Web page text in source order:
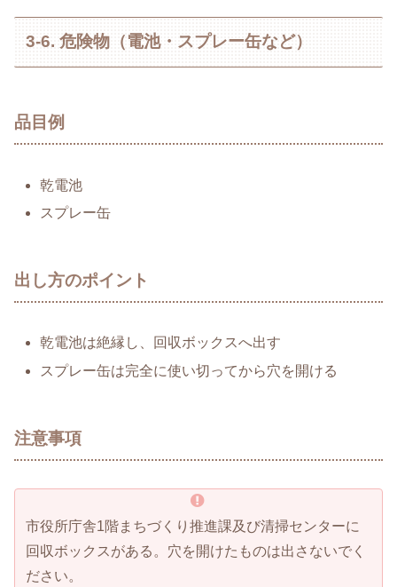
3-6. 危険物（電池・スプレー缶など）
品目例
乾電池
スプレー缶
出し方のポイント
乾電池は絶縁し、回収ボックスへ出す
スプレー缶は完全に使い切ってから穴を開ける
注意事項
市役所庁舎1階まちづくり推進課及び清掃センターに
回収ボックスがある。穴を開けたものは出さないでく
ださい。